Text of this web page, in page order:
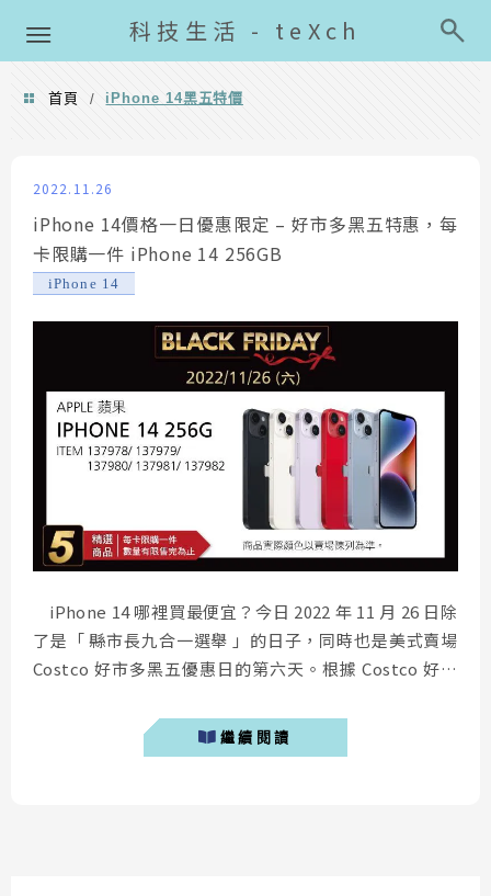
科技生活 - teXch
首頁 / iPhone 14黑五特價
2022.11.26
iPhone 14價格一日優惠限定 – 好市多黑五特惠，每
卡限購一件 iPhone 14 256GB
iPhone 14
iPhone 14 哪裡買最便宜？今日 2022 年 11 月 26 日除
了是「 縣市長九合一選舉 」的日子，同時也是美式賣場
Costco 好市多黑五優惠日的第六天。根據 Costco 好市
256GB，可以享有新台幣 2,600 元的折價優惠，還沒入手
新手機的人千萬要把握這次機會。 ...
繼續閱讀